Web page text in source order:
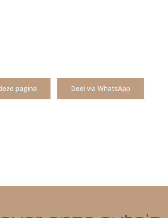
Mail deze pagina Deel via